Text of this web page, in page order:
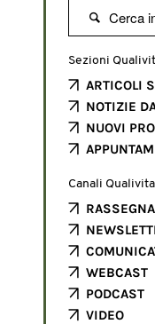

Sezioni
ARTICOLI
NOTIZIE
NUOVI
Canali Qualivita
WEBCAST
PODCAST
VIDEO